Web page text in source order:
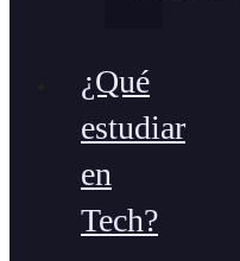
¿Qué
estudiar
en
Tech?